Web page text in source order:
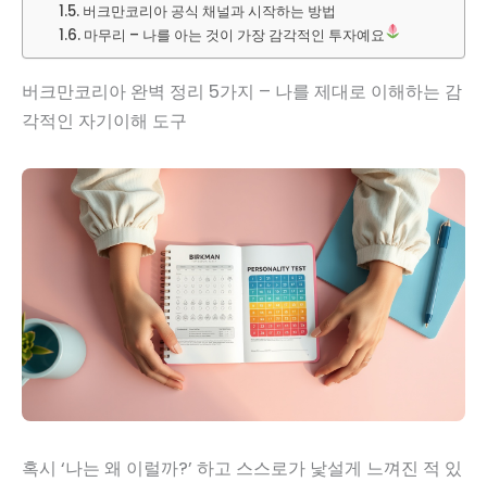
버크만코리아 공식 채널과 시작하는 방법
마무리 – 나를 아는 것이 가장 감각적인 투자예요
버크만코리아 완벽 정리 5가지 – 나를 제대로 이해하는 감
각적인 자기이해 도구
혹시 ‘나는 왜 이럴까?’ 하고 스스로가 낯설게 느껴진 적 있